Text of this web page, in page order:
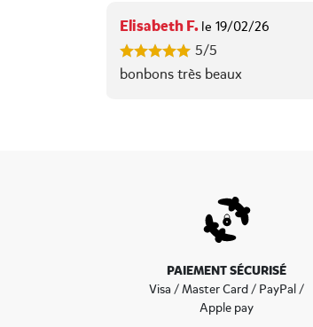
Elisabeth F. le 19/02/26
5/5
bonbons très beaux
PAIEMENT SÉCURISÉ
Visa / Master Card / PayPal /
Apple pay